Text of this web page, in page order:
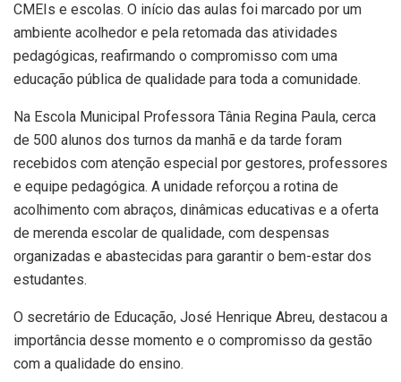
CMEIs e escolas. O início das aulas foi marcado por um
ambiente acolhedor e pela retomada das atividades
pedagógicas, reafirmando o compromisso com uma
educação pública de qualidade para toda a comunidade.
Na Escola Municipal Professora Tânia Regina Paula, cerca
de 500 alunos dos turnos da manhã e da tarde foram
recebidos com atenção especial por gestores, professores
e equipe pedagógica. A unidade reforçou a rotina de
acolhimento com abraços, dinâmicas educativas e a oferta
de merenda escolar de qualidade, com despensas
organizadas e abastecidas para garantir o bem-estar dos
estudantes.
O secretário de Educação, José Henrique Abreu, destacou a
importância desse momento e o compromisso da gestão
com a qualidade do ensino.